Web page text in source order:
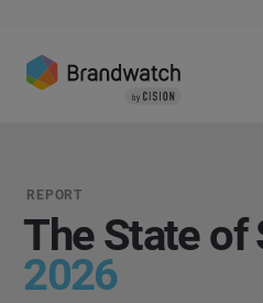
REPORT
The State of
2026